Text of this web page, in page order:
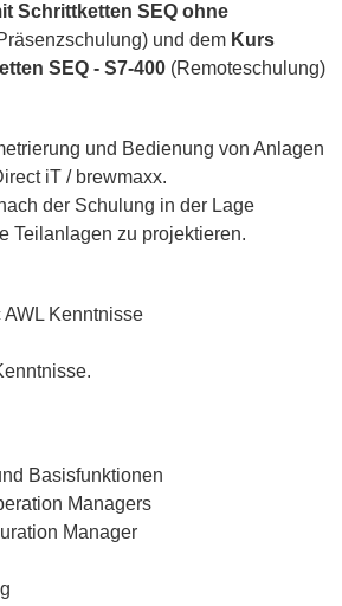
Schrittketten SEQ ohne
und dem Kurs
SEQ - S7-400 (Remoteschulung)
und Bedienung von Anlagen
iT / brewmaxx.
der Schulung in der Lage
Teilanlagen zu projektieren.
Kenntnisse
Basisfunktionen
Managers
Manager